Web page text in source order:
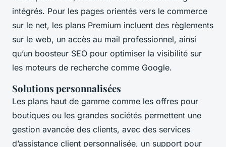
intégrés. Pour les pages orientés vers le commerce
sur le net, les plans Premium incluent des règlements
sur le web, un accès au mail professionnel, ainsi
qu’un boosteur SEO pour optimiser la visibilité sur
les moteurs de recherche comme Google.
Solutions personnalisées
Les plans haut de gamme comme les offres pour
boutiques ou les grandes sociétés permettent une
gestion avancée des clients, avec des services
d’assistance client personnalisée, un support pour